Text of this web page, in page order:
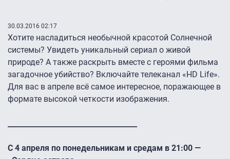
30.03.2016 02:17
Хотите насладиться необычной красотой Солнечной
системы? Увидеть уникальный сериал о живой
природе? А также раскрыть вместе с героями фильма
загадочное убийство? Включайте телеканал «HD Life».
Для вас в апреле всё самое интересное, поражающее в
формате высокой четкости изображения.
С 4 апреля по понедельникам и средам в 21:00 —